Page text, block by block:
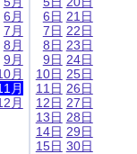
6月
7月
8月
9月
月
月
月
6日
7日
8日
9日
10日
11日
12日
13日
14日
15日
21日
22日
23日
24日
25日
26日
27日
28日
29日
30日